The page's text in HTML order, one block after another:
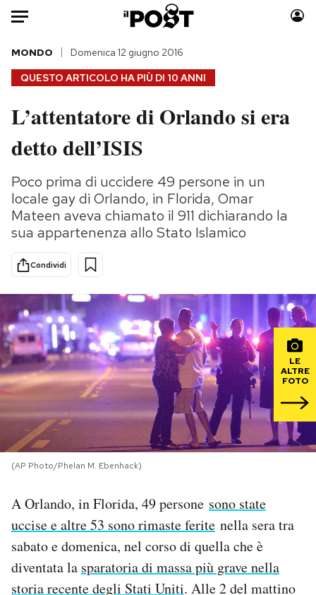
Auto
HOME
Italia
Politica
Tecnologia
Internet
Scienza
Cultura
Economia
Moda
Storie/Idee
Ok Boomer!
Media
Europa
PODCAST
NEWSLETTER
I MIEI PREFERITI
CALENDARIO
AREA PERSONALE
QUESTO ARTICOLO HA PIÙ DI 10 ANNI
MONDO Domenica 12 giugno 2016
L’attentatore di Orlando si era
detto dell’ISIS
Poco prima di uccidere 49 persone in un
locale gay di Orlando, in Florida, Omar
Mateen aveva chiamato il 911 dichiarando la
sua appartenenza allo Stato Islamico
Condividi
LE
ALTRE
FOTO
(AP Photo/Phelan M. Ebenhack)
A Orlando, in Florida, 49 persone sono state
uccise e altre 53 sono rimaste ferite nella sera tra
sabato e domenica, nel corso di quella che è
diventata la sparatoria di massa più grave nella
storia recente degli Stati Uniti. Alle 2 del mattino